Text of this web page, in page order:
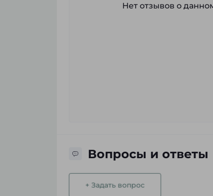
Нет отзывов о
Вопросы и ответы
+ Задать вопрос